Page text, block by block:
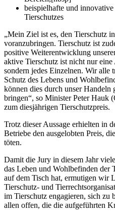
beispielhafte und
Tierschutzes
„Mein Ziel ist es, den Tierschutz
voranzubringen. Tierschutz ist
positive Weiterentwicklung
aktive Tierschutz ist nicht nur
sondern jedes Einzelnen. Wir alle
Schutz des Lebens und
können dies durch unser Handeln
bringen“, so Minister Peter Hauk
zum diesjährigen Tierschutzpreis.
Trotz dieser Aussage erhielten in
Betriebe den ausgelobten Preis,
töten.
Damit die Jury in diesem Jahr
das Leben und Wohlbefinden der
auf dem Tisch hat, ermutigen wir
Tierschutz- und
im Tierschutz engagieren, sich zu
allen offen, die die aufgeführten